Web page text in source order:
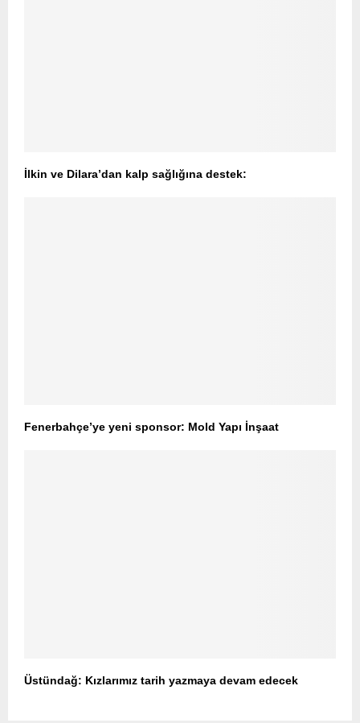
İlkin ve Dilara’dan kalp sağlığına destek:
Fenerbahçe’ye yeni sponsor: Mold Yapı İnşaat
Üstündağ: Kızlarımız tarih yazmaya devam edecek